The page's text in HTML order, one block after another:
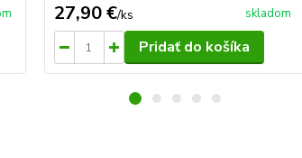
27,90 €/ks skladom
Pridať do košíka